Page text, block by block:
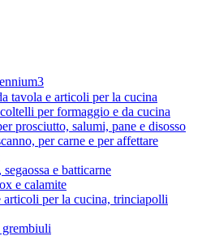
tavola e articoli per la cucina
per formaggio e da cucina
prosciutto, salumi, pane e disosso
per carne e per affettare
e batticarne
e calamite
articoli per la cucina, trinciapolli